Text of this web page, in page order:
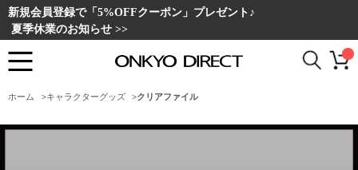
新規会員登録で「5%OFFクーポン」プレゼント♪
夏季休業のお知らせ >>
ホーム >キャラクターグッズ >クリアファイル